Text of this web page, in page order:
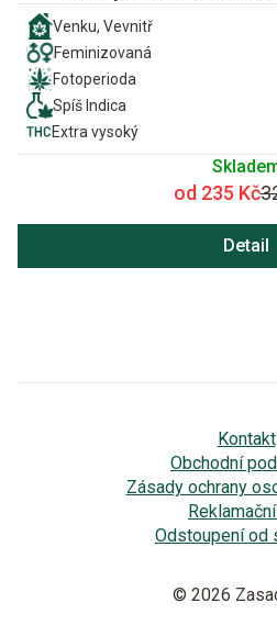
Venku, Vevnitř
Feminizovaná
Fotoperioda
Spíš Indica
Extra vysoký
od 235 Kč
Detail
Kontakt
Obchodní
Zásady ochrany
Odstoupení od
© 2026